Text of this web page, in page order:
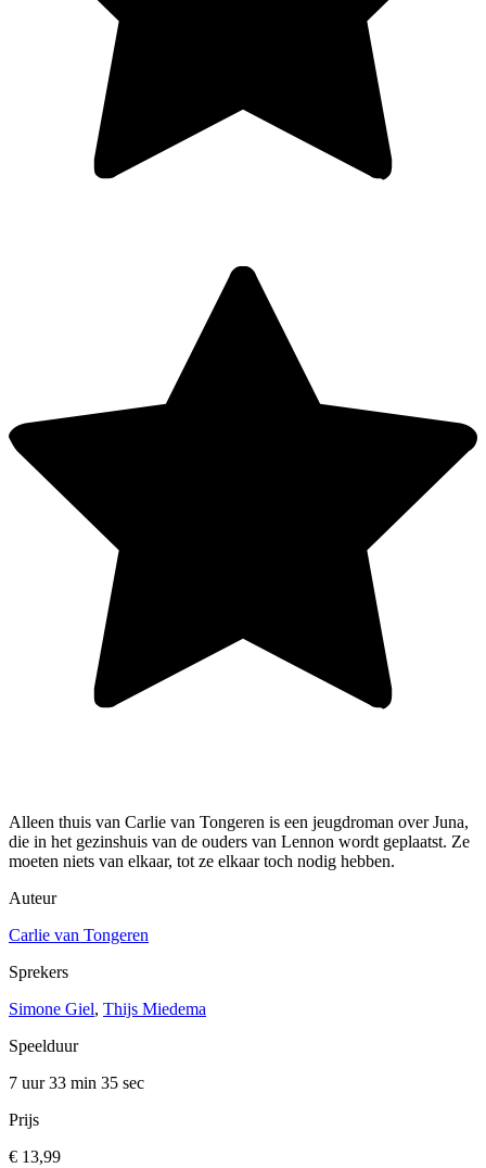
Alleen thuis van Carlie van Tongeren is een jeugdroman over Juna,
die in het gezinshuis van de ouders van Lennon wordt geplaatst. Ze
moeten niets van elkaar, tot ze elkaar toch nodig hebben.
Auteur
Carlie van Tongeren
Sprekers
Simone Giel, Thijs Miedema
Speelduur
7 uur 33 min 35 sec
Prijs
€ 13,99